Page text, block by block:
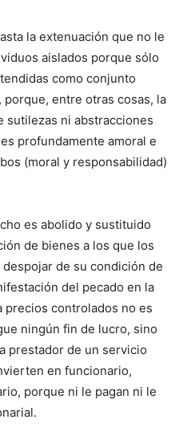
la extenuación que no le
aislados porque sólo
como conjunto
porque, entre otras cosas, la
sutilezas ni abstracciones
profundamente amoral e
(moral y responsabilidad)
es abolido y sustituido
de bienes a los que los
de su condición de
del pecado en la
precios controlados no es
ningún fin de lucro, sino
prestador de un servicio
en funcionario,
porque ni le pagan ni le